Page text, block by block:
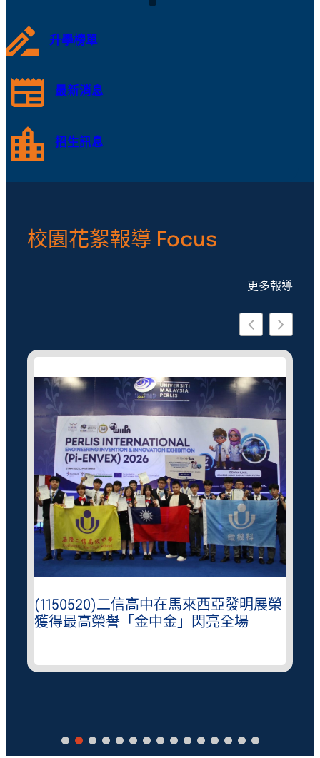
升學榜單
最新消息
招生訊息
校園花絮報導 Focus
更多報導
(1150520)二信高中在馬來西亞發明展榮
獲得最高榮譽「金中金」閃亮全場